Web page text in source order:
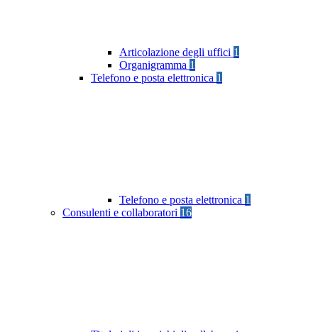
Articolazione degli uffici 1
Organigramma 1
Telefono e posta elettronica 1
Telefono e posta elettronica 1
Consulenti e collaboratori 16